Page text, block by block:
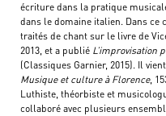
écriture dans la pratique
dans le domaine italien. Dans ce
traités de chant sur le livre de
2013, et a publié L’improvisation
(Classiques Garnier, 2015). Il
Musique et culture à Florence,
Luthiste, théorbiste et
collaboré avec plusieurs